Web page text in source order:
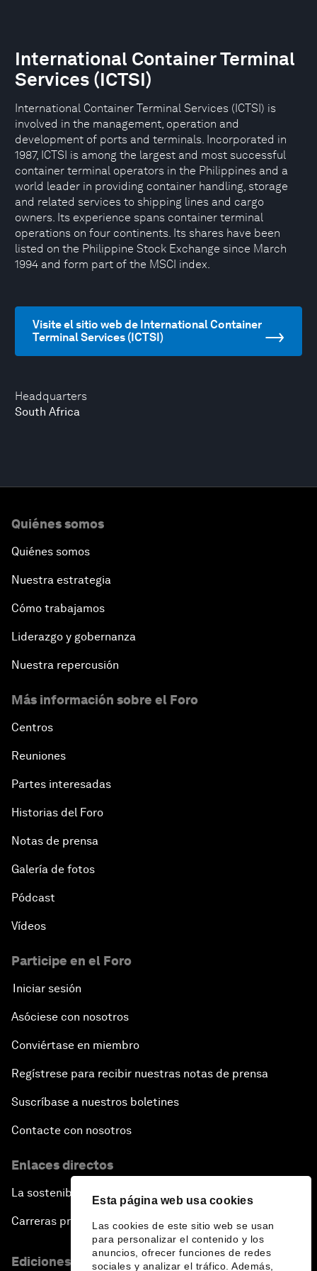
Esta página web usa cookies
Las cookies de este sitio web se usan
para personalizar el contenido y los
anuncios, ofrecer funciones de redes
sociales y analizar el tráfico. Además,
Headquarters
South Africa
International Container Terminal
Services (ICTSI)
International Container Terminal Services (ICTSI) is
involved in the management, operation and
development of ports and terminals. Incorporated in
1987, ICTSI is among the largest and most successful
container terminal operators in the Philippines and a
world leader in providing container handling, storage
and related services to shipping lines and cargo
owners. Its experience spans container terminal
operations on four continents. Its shares have been
listed on the Philippine Stock Exchange since March
1994 and form part of the MSCI index.
Visite el sitio web de International Container
Terminal Services (ICTSI)
Quiénes somos
Quiénes somos
Nuestra estrategia
Cómo trabajamos
Liderazgo y gobernanza
Nuestra repercusión
Más información sobre el Foro
Centros
Reuniones
Partes interesadas
Historias del Foro
Notas de prensa
Galería de fotos
Pódcast
Vídeos
Participe en el Foro
Iniciar sesión
Asóciese con nosotros
Conviértase en miembro
Regístrese para recibir nuestras notas de prensa
Suscríbase a nuestros boletines
Contacte con nosotros
Enlaces directos
La sostenibilidad en el Foro
Carreras profesionales
Ediciones en otros idiomas